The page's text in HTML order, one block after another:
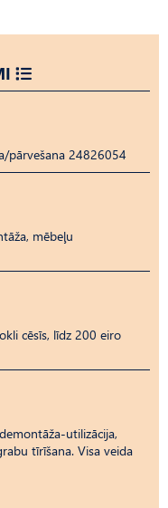
pārvešana 24826054
mēbeļu
cēsīs, līdz 200 eiro
utilizācija,
tīrīšana. Visa veida